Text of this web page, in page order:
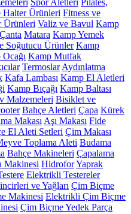
Spor Aletleri Pilates,
Halter Ürünleri Fitness ve
Ürünleri Valiz ve Bavul Kamp
Matara Kamp Yemek
Soğutucu Ürünler Kamp
Kamp Mutfak
Termoslar Aydınlatma
Kafa Lambası Kamp El Aletleri
Kamp Bıçağı Kamp Baltası
Malzemeleri Bisiklet ve
Bahçe Aletleri Çapa Kürek
Makası Aşı Makası Fide
El Aleti Setleri Çim Makası
Toplama Aleti Budama
Bahçe Makineleri Çapalama
Makinesi HidroforYaprak
Elektrikli Testereler
ve Yağları Çim Biçme
Makinesi Elektrikli Çim Biçme
Çim Biçme Yedek Parça